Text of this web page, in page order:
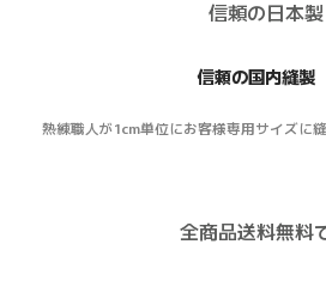
信頼の国内縫製
熟練職人が1cm単位にお客様専用サイズに